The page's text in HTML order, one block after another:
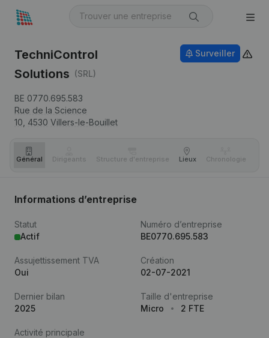
TechniControl
Solutions (SRL)
BE 0770.695.583
Rue de la Science
10, 4530 Villers-le-Bouillet
Surveiller
Général Dirigeants Structure d'entreprise Lieux Chronologie
Informations d’entreprise
Statut
Actif
Numéro d’entreprise
BE0770.695.583
Assujettissement TVA
Oui
Création
02-07-2021
Dernier bilan
2025
Taille d'entreprise
Micro
2 FTE
Activité principale